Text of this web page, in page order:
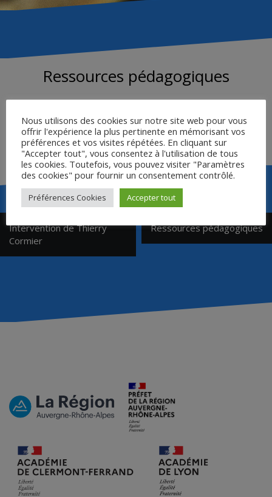
Ressources pédagogiques
LIVRET DE L’ENSEIGNANT
FICHE ÉLÈVE
Navigation
de
l’article
Intervention de Thierry
Cormier
Ressources pédagogiques
Nous utilisons des cookies sur notre site web pour vous
offrir l'expérience la plus pertinente en mémorisant vos
préférences et vos visites répétées. En cliquant sur
"Accepter tout", vous consentez à l'utilisation de tous
les cookies. Toutefois, vous pouvez visiter "Paramètres
des cookies" pour fournir un consentement contrôlé.
Préférences Cookies Accepter tout